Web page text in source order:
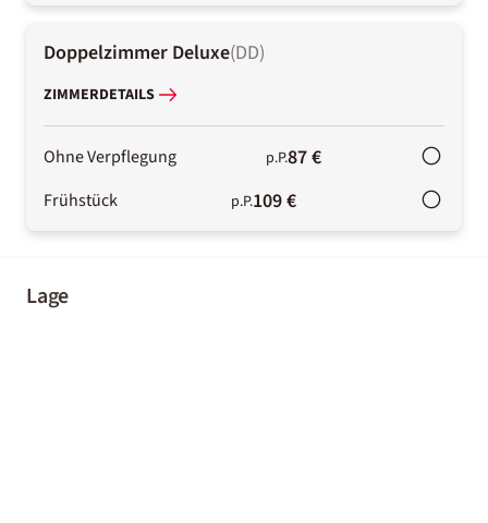
Doppelzimmer Deluxe(DD)
ZIMMERDETAILS
Ohne Verpflegung p.P.87 €
Frühstück p.P.109 €
Lage